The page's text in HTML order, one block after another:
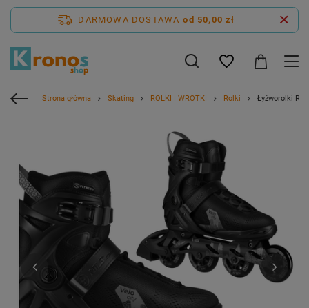
DARMOWA DOSTAWA od 50,00 zł
Strona główna Skating ROLKI I WROTKI Rolki Łyżworolki